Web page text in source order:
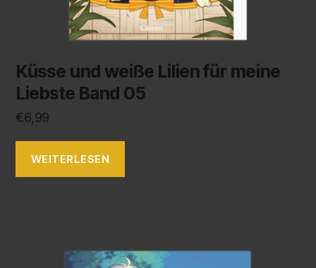
Küsse und weiße Lilien für meine
Liebste Band 05
€6,99
WEITERLESEN